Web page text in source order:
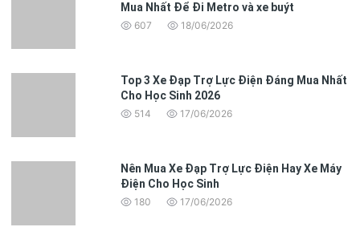
Mua Nhất Để Đi Metro và xe buýt
607 18/06/2026
Top 3 Xe Đạp Trợ Lực Điện Đáng Mua Nhất
Cho Học Sinh 2026
514 17/06/2026
Nên Mua Xe Đạp Trợ Lực Điện Hay Xe Máy
Điện Cho Học Sinh
180 17/06/2026